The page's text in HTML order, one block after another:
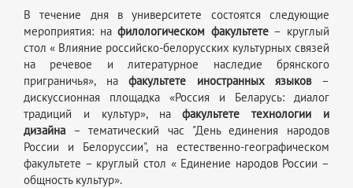
В течение дня в университете состоятся следующие
мероприятия: нафилологическом факультете– круглый
стол « Влияние российско-белорусских культурных связей
на речевое и литературное наследие брянского
приграничья», нафакультете иностранных языков–
дискуссионная площадка «Россия и Беларусь: диалог
традиций и культур», нафакультете технологии и
дизайна – тематический час "День единения народов
России и Белоруссии", на естественно-географическом
факультете – круглый стол « Единение народов России –
общность культур».